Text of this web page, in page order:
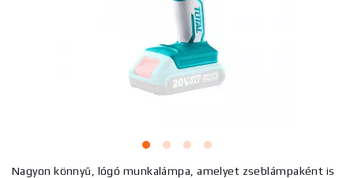
Nagyon könnyű, lógó munkalámpa, amelyet zseblámpaként is